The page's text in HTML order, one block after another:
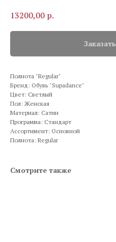
13200,00 р.
Заказать
Полнота "Regular"
Бренд: Обувь "Supadance"
Цвет: Светлый
Пол: Женская
Материал: Сатин
Программа: Стандарт
Ассортимент: Основной
Полнота: Regular
Смотрите также